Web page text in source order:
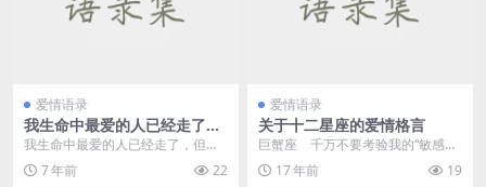
爱情语录
我生命中最爱的人已经走了，
但我会一辈子都在等待
我生命中最爱的人已经走了，但我
会一辈子都在等待 zi是我个
人。虽然我家里不富...
7 年前 22
爱情语录
关于十二星座的爱情格言
巨蟹座 千万不要考验我的“敏感
度”，我会让你觉得自己更像...
17 年前 19